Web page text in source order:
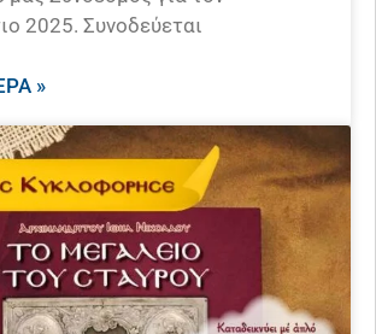
2025. Συνοδεύεται
»